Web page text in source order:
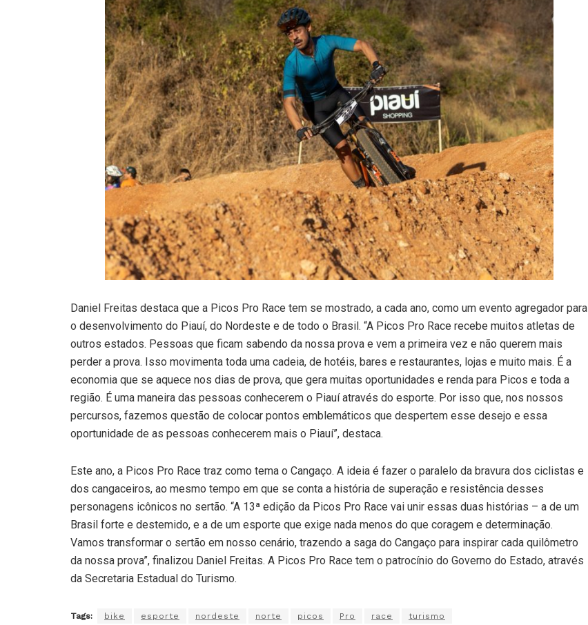
Daniel Freitas destaca que a Picos Pro Race tem se mostrado, a cada ano, como um evento agregador para
o desenvolvimento do Piauí, do Nordeste e de todo o Brasil. “A Picos Pro Race recebe muitos atletas de
outros estados. Pessoas que ficam sabendo da nossa prova e vem a primeira vez e não querem mais
perder a prova. Isso movimenta toda uma cadeia, de hotéis, bares e restaurantes, lojas e muito mais. É a
economia que se aquece nos dias de prova, que gera muitas oportunidades e renda para Picos e toda a
região. É uma maneira das pessoas conhecerem o Piauí através do esporte. Por isso que, nos nossos
percursos, fazemos questão de colocar pontos emblemáticos que despertem esse desejo e essa
oportunidade de as pessoas conhecerem mais o Piauí”, destaca.
Este ano, a Picos Pro Race traz como tema o Cangaço. A ideia é fazer o paralelo da bravura dos ciclistas e
dos cangaceiros, ao mesmo tempo em que se conta a história de superação e resistência desses
personagens icônicos no sertão. “A 13ª edição da Picos Pro Race vai unir essas duas histórias – a de um
Brasil forte e destemido, e a de um esporte que exige nada menos do que coragem e determinação.
Vamos transformar o sertão em nosso cenário, trazendo a saga do Cangaço para inspirar cada quilômetro
da nossa prova”, finalizou Daniel Freitas. A Picos Pro Race tem o patrocínio do Governo do Estado, através
da Secretaria Estadual do Turismo.
Tags: bike esporte nordeste norte picos Pro race turismo